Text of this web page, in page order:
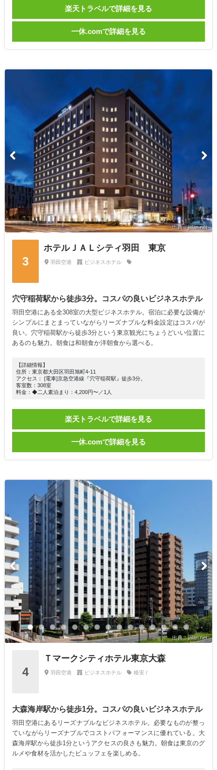
楽天トラベルで詳細を見る
一休.comで詳細を見る
出典：jalan.net
3
ホテルＪＡＬシティ羽田 東京
羽田空港 ビジネスホテル
穴守稲荷駅から徒歩3分。コスパの良いビジネスホテル
羽田空港にある全308室の大型ビジネスホテル。宿泊に必要な設備が
シンプルにまとまっていながらリーズナブルな料金設定はコスパが
良い。穴守稲荷駅から徒歩3分という東京観光にちょうどいい位置に
あるのも魅力。朝食は和朝食か洋朝食から選べる。
【詳細情報】
住所：東京都大田区羽田旭町4-11
アクセス： [電車]京急空港線『穴守稲荷駅』徒歩3分。
客室数：308室
料金：◆二人素泊まり：4,200円〜／1人
楽天トラベルで詳細を見る
一休.comで詳細を見る
出典：jalan.net
4
Ｔマークシティホテル東京大森
羽田空港 ビジネスホテル 格安 /
大森海岸駅から徒歩1分。コスパの良いビジネスホテル
羽田空港にあるリーズナブルなビジネスホテル。必要なものが整っ
ていながらリーズナブルでコストパフォーマンスに優れている。大
森海岸駅から徒歩1分というアクセスの良さも魅力。朝食は東京のグ
ルメや食材を活かしたビュッフェを楽しめる。